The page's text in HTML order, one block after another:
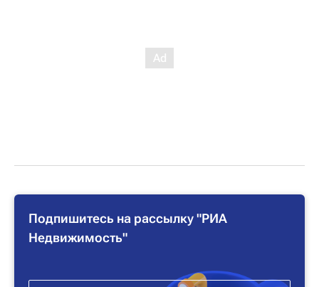
Подпишитесь на рассылку "РИА
Недвижимость"